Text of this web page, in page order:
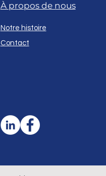
À propos de nous
Notre histoire
Contact